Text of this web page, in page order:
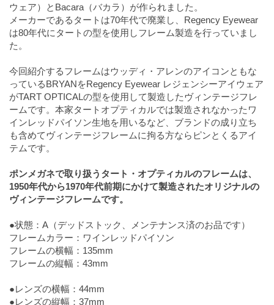
ウェア）とBacara（バカラ）が作られました。
メーカーであるタートは70年代で廃業し、Regency Eyewear
は80年代にタートの型を使用しフレーム製造を行っていまし
た。
今回紹介するフレームはウッディ・アレンのアイコンともな
っているBRYANをRegency Eyewear レジェンシーアイウェア
がTART OPTICALの型を使用して製造したヴィンテージフレ
ームです。本家タートオプティカルでは製造されなかったワ
インレッドパイソン生地を用いるなど、ブランドの成り立ち
も含めてヴィンテージフレームに拘る方ならピンとくるアイ
テムです。
ポンメガネで取り扱うタート・オプティカルのフレームは、
1950年代から1970年代前期にかけて製造されたオリジナルの
ヴィンテージフレームです。
●状態：A（デッドストック、メンテナンス済のお品です）
フレームカラー：ワインレッドパイソン
フレームの横幅：135mm
フレームの縦幅：43mm
●レンズの横幅：44mm
●レンズの縦幅：37mm